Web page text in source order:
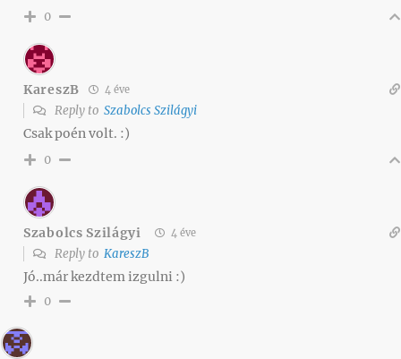
0
KareszB 4 éve
Reply to Szabolcs Szilágyi
Csak poén volt. :)
0
Szabolcs Szilágyi 4 éve
Reply to KareszB
Jó..már kezdtem izgulni :)
0